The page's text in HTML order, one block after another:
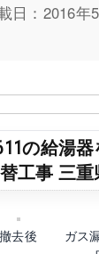
日：2016
の給湯器
替工事 三
撤去後
ガス